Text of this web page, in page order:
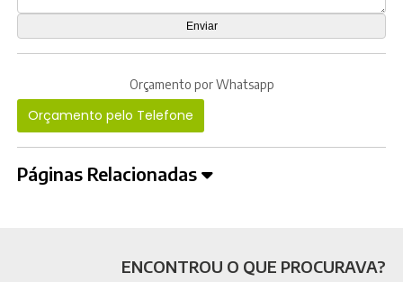
Orçamento por Whatsapp
Orçamento pelo Telefone
Páginas Relacionadas
ENCONTROU O QUE PROCURAVA?